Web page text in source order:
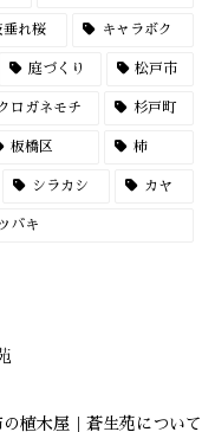
垂れ桜 キャラボク
庭づくり 松戸市
ロガネモチ 杉戸町
板橋区 柿
シラカシ カヤ
バキ
植木屋｜蒼生苑について